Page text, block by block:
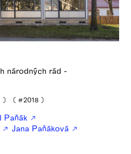
národných rád -
❫ ❪ #2018 ❫
Paňák
Jana Paňáková